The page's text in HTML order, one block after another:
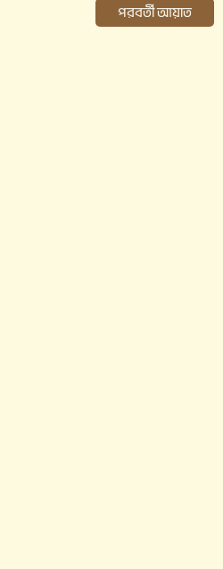
পরবর্তী আয়াত